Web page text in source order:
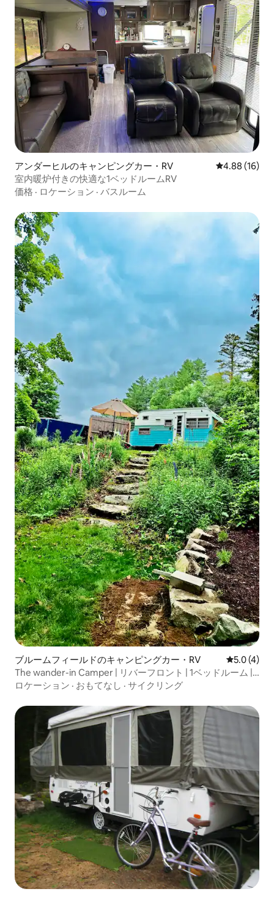
アンダーヒルのキャンピングカー・RV レビュー16
4.88 (16)
室内暖炉付きの快適な1ベッドルームRV
価格 · ロケーション · バスルーム
ブルームフィールドのキャンピングカー・RV レビュー4
5.0 (4)
The wander-in Camper | リバーフロント | 1ベッドルーム |
焚き火台
ロケーション · おもてなし · サイクリング